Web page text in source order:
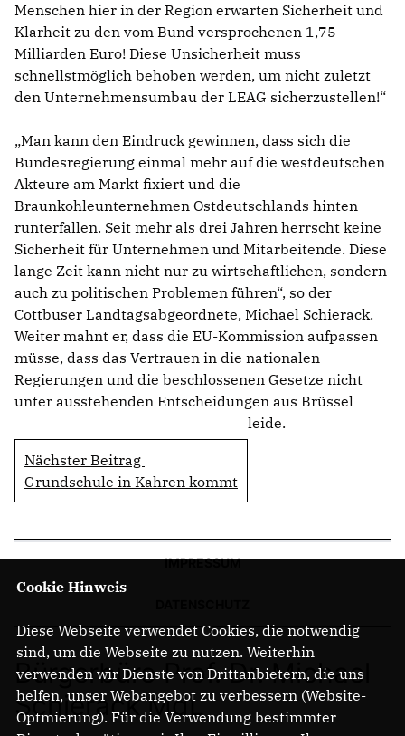
Menschen hier in der Region erwarten Sicherheit und
Klarheit zu den vom Bund versprochenen 1,75
Milliarden Euro! Diese Unsicherheit muss
schnellstmöglich behoben werden, um nicht zuletzt
den Unternehmensumbau der LEAG sicherzustellen!“
Man kann den Eindruck gewinnen, dass sich die
Bundesregierung einmal mehr auf die westdeutschen
Akteure am Markt fixiert und die
Braunkohleunternehmen Ostdeutschlands hinten
runterfallen. Seit mehr als drei Jahren herrscht keine
Sicherheit für Unternehmen und Mitarbeitende. Diese
lange Zeit kann nicht nur zu wirtschaftlichen, sondern
auch zu politischen Problemen führen“, so der
Cottbuser Landtagsabgeordnete, Michael Schierack.
Weiter mahnt er, dass die EU-Kommission aufpassen
müsse, dass das Vertrauen in die nationalen
Regierungen und die beschlossenen Gesetze nicht
unter ausstehenden Entscheidungen aus Brüssel
leide.
Nächster Beitrag
Grundschule in Kahren kommt
IMPRESSUM
Bürgerbüro Prof. Dr. Michael
Schierack MdL
Cookie Hinweis
Diese Webseite verwendet Cookies, die notwendig
sind, um die Webseite zu nutzen. Weiterhin
verwenden wir Dienste von Drittanbietern, die uns
helfen, unser Webangebot zu verbessern (Website-
Optmierung). Für die Verwendung bestimmter